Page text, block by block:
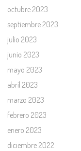
octubre 2023
septiembre 2023
julio 2023
junio 2023
mayo 2023
abril 2023
marzo 2023
febrero 2023
enero 2023
diciembre 2022